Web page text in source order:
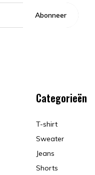
Abonneer
Categorieën
T-shirt
Sweater
Jeans
Shorts